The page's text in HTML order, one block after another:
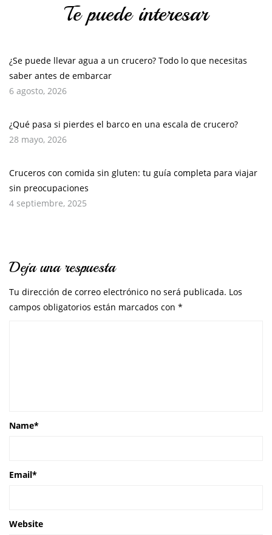
Te puede interesar
¿Se puede llevar agua a un crucero? Todo lo que necesitas
saber antes de embarcar
6 agosto, 2026
¿Qué pasa si pierdes el barco en una escala de crucero?
28 mayo, 2026
Cruceros con comida sin gluten: tu guía completa para viajar
sin preocupaciones
4 septiembre, 2025
Deja una respuesta
Tu dirección de correo electrónico no será publicada. Los
campos obligatorios están marcados con *
Name*
Email*
Website